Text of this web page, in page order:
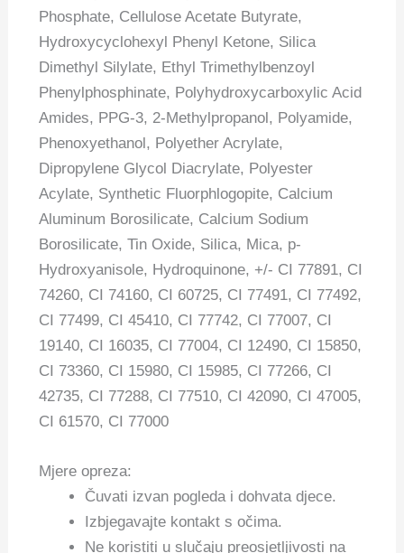
Phosphate, Cellulose Acetate Butyrate,
Hydroxycyclohexyl Phenyl Ketone, Silica
Dimethyl Silylate, Ethyl Trimethylbenzoyl
Phenylphosphinate, Polyhydroxycarboxylic Acid
Amides, PPG-3, 2-Methylpropanol, Polyamide,
Phenoxyethanol, Polyether Acrylate,
Dipropylene Glycol Diacrylate, Polyester
Acylate, Synthetic Fluorphlogopite, Calcium
Aluminum Borosilicate, Calcium Sodium
Borosilicate, Tin Oxide, Silica, Mica, p-
Hydroxyanisole, Hydroquinone, +/- CI 77891, CI
74260, CI 74160, CI 60725, CI 77491, CI 77492,
CI 77499, CI 45410, CI 77742, CI 77007, CI
19140, CI 16035, CI 77004, CI 12490, CI 15850,
CI 73360, CI 15980, CI 15985, CI 77266, CI
42735, CI 77288, CI 77510, CI 42090, CI 47005,
CI 61570, CI 77000
Mjere opreza:
Čuvati izvan pogleda i dohvata djece.
Izbjegavajte kontakt s očima.
Ne koristiti u slučaju preosjetljivosti na